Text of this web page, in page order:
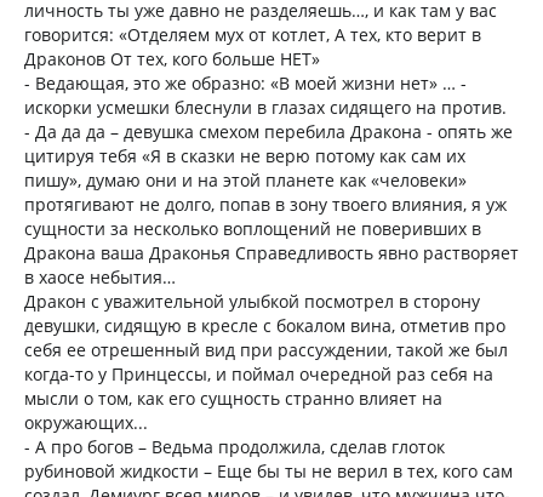
личность ты уже давно не разделяешь…, и как там у вас
говорится: «Отделяем мух от котлет, А тех, кто верит в
Драконов От тех, кого больше НЕТ»
- Ведающая, это же образно: «В моей жизни нет» … -
искорки усмешки блеснули в глазах сидящего на против.
- Да да да – девушка смехом перебила Дракона - опять же
цитируя тебя «Я в сказки не верю потому как сам их
пишу», думаю они и на этой планете как «человеки»
протягивают не долго, попав в зону твоего влияния, я уж
сущности за несколько воплощений не поверивших в
Дракона ваша Драконья Справедливость явно растворяет
в хаосе небытия…
Дракон с уважительной улыбкой посмотрел в сторону
девушки, сидящую в кресле с бокалом вина, отметив про
себя ее отрешенный вид при рассуждении, такой же был
когда-то у Принцессы, и поймал очередной раз себя на
мысли о том, как его сущность странно влияет на
окружающих...
- А про богов – Ведьма продолжила, сделав глоток
рубиновой жидкости – Еще бы ты не верил в тех, кого сам